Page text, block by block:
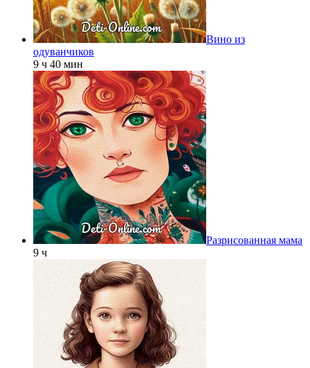
Вино из
одуванчиков
9 ч 40 мин
Разрисованная мама
9 ч